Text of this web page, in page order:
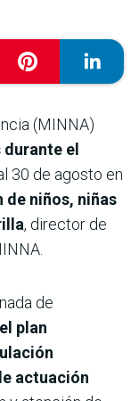
(MINNA)
durante el
30 de agosto en
niños, niñas
, director de
de
plan
actuación